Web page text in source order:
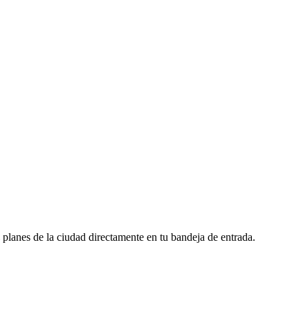
de la ciudad directamente en tu bandeja de entrada.